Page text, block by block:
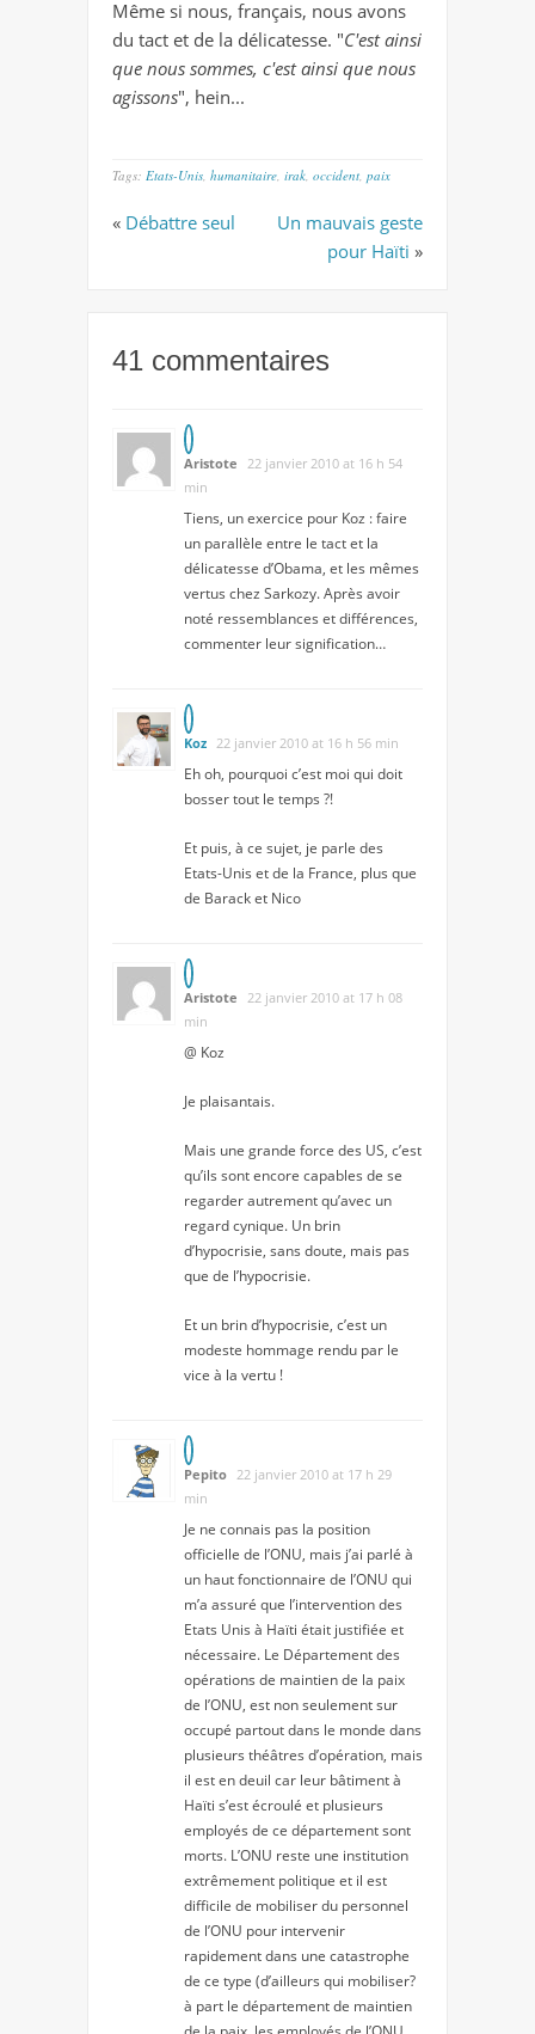
Même si nous, français, nous avons
du tact et de la délicatesse. "C'est ainsi
que nous sommes, c'est ainsi que nous
agissons", hein...
Tags: Etats-Unis humanitaire irak occident paix
« Débattre seul
Un mauvais geste
pour Haïti »
41 commentaires
Aristote
22 janvier 2010 at 16 h 54
min
Tiens, un exercice pour Koz : faire
un parallèle entre le tact et la
délicatesse d’Obama, et les mêmes
vertus chez Sarkozy. Après avoir
noté ressemblances et différences,
commenter leur signification…
Koz 22 janvier 2010 at 16 h 56 min
Eh oh, pourquoi c’est moi qui doit
bosser tout le temps ?!
Et puis, à ce sujet, je parle des
Etats-Unis et de la France, plus que
de Barack et Nico
Aristote
22 janvier 2010 at 17 h 08
min
@ Koz
Je plaisantais.
Mais une grande force des US, c’est
qu’ils sont encore capables de se
regarder autrement qu’avec un
regard cynique. Un brin
d’hypocrisie, sans doute, mais pas
que de l’hypocrisie.
Et un brin d’hypocrisie, c’est un
modeste hommage rendu par le
vice à la vertu !
Pepito 22 janvier 2010 at 17 h 29
min
Je ne connais pas la position
officielle de l’ONU, mais j’ai parlé à
un haut fonctionnaire de l’ONU qui
m’a assuré que l’intervention des
Etats Unis à Haïti était justifiée et
nécessaire. Le Département des
opérations de maintien de la paix
de l’ONU, est non seulement sur
occupé partout dans le monde dans
plusieurs théâtres d’opération, mais
il est en deuil car leur bâtiment à
Haïti s’est écroulé et plusieurs
employés de ce département sont
morts. L’ONU reste une institution
extrêmement politique et il est
difficile de mobiliser du personnel
de l’ONU pour intervenir
rapidement dans une catastrophe
de ce type (d’ailleurs qui mobiliser?
à part le département de maintien